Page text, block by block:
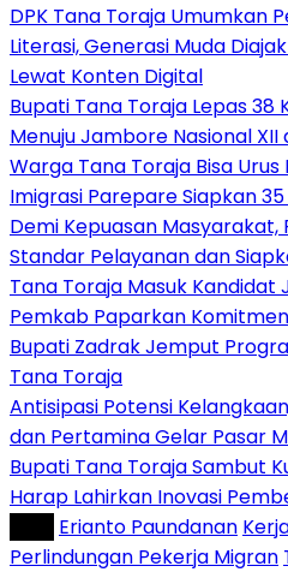
DPK Tana Toraja Umumkan
Literasi, Generasi Muda
Lewat Konten Digital
Bupati Tana Toraja Lepas 38
Menuju Jambore Nasional XII
Warga Tana Toraja Bisa Urus
Imigrasi Parepare Siapkan
Demi Kepuasan Masyarakat,
Standar Pelayanan dan
Tana Toraja Masuk Kandidat
Pemkab Paparkan
Bupati Zadrak Jemput
Tana Toraja
Antisipasi Potensi
dan Pertamina Gelar Pasar
Bupati Tana Toraja Sambut
Harap Lahirkan Inovasi
Erianto Paundanan
Perlindungan Pekerja Migran